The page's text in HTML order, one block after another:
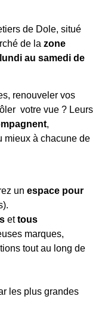
de Dole, situé
de la zone
lundi au samedi de
renouveler vos
votre vue ? Leurs
,
mieux à chacune de
un espace pour
ettous
marques,
tout au long de
les plus grandes